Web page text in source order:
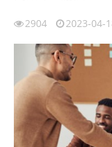
2904 2023-04-